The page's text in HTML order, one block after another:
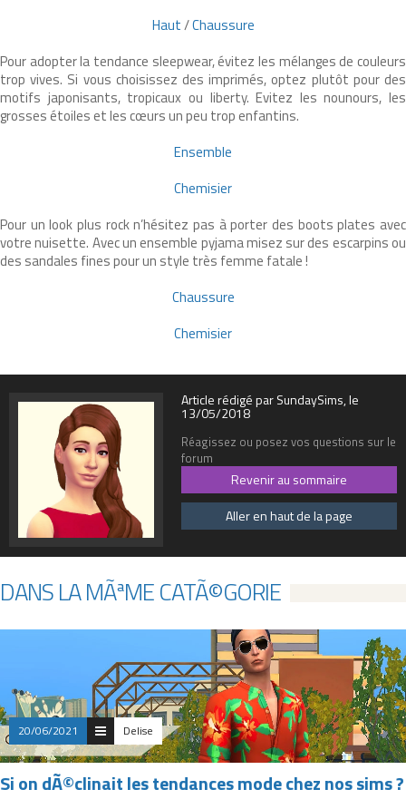
Haut/Chaussure
Pour adopter la tendance sleepwear, évitez les mélanges de couleurs
trop vives. Si vous choisissez des imprimés, optez plutôt pour des
motifs japonisants, tropicaux ou liberty. Evitez les nounours, les
grosses étoiles et les cœurs un peu trop enfantins.
Ensemble
Chemisier
Pour un look plus rock n’hésitez pas à porter des boots plates avec
votre nuisette. Avec un ensemble pyjama misez sur des escarpins ou
des sandales fines pour un style très femme fatale !
Chaussure
Chemisier
Article rédigé par SundaySims, le
13/05/2018
Réagissez ou posez vos questions sur le
forum
Revenir au sommaire
Aller en haut de la page
DANS LA MÃªME CATÃ©GORIE
20/06/2021 Delise
Si on dÃ©clinait les tendances mode chez nos sims ?